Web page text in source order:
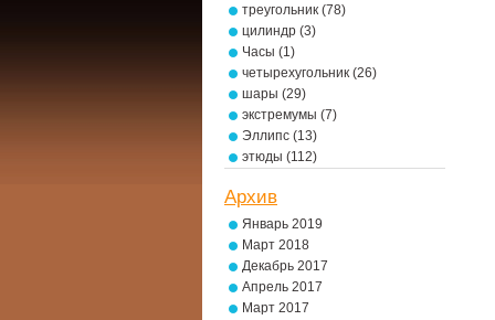
треугольник (78)
цилиндр (3)
Часы (1)
четырехугольник (26)
шары (29)
экстремумы (7)
Эллипс (13)
этюды (112)
Архив
Январь 2019
Март 2018
Декабрь 2017
Апрель 2017
Март 2017